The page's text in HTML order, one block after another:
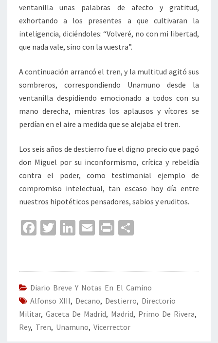
ventanilla unas palabras de afecto y gratitud,
exhortando a los presentes a que cultivaran la
inteligencia, diciéndoles: “Volveré, no con mi libertad,
que nada vale, sino con la vuestra”.
A continuación arrancó el tren, y la multitud agitó sus
sombreros, correspondiendo Unamuno desde la
ventanilla despidiendo emocionado a todos con su
mano derecha, mientras los aplausos y vítores se
perdían en el aire a medida que se alejaba el tren.
Los seis años de destierro fue el digno precio que pagó
don Miguel por su inconformismo, crítica y rebeldía
contra el poder, como testimonial ejemplo de
compromiso intelectual, tan escaso hoy día entre
nuestros hipotéticos pensadores, sabios y eruditos.
Fa
o
o
k
T
er
Li
dI
n
E
l
Pr
p
ar
tir
Diario Breve Y Notas En El Camino
Alfonso XIII, Decano, Destierro, Directorio
Militar, Gaceta De Madrid, Madrid, Primo De Rivera,
Rey, Tren, Unamuno, Vicerrector